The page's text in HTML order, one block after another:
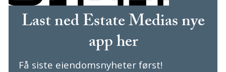
Last ned Estate Medias nye
app her
Få siste eiendomsnyheter først!